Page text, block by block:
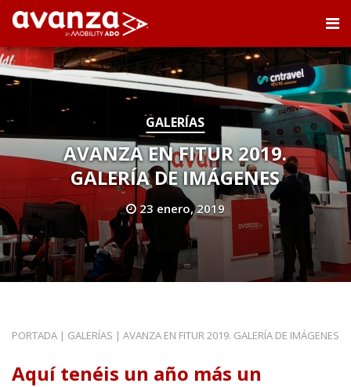
GALERÍAS
AVANZA EN FITUR 2019.
GALERÍA DE IMÁGENES
23 enero, 2019
PORTADA | GALERÍAS | AVANZA EN FITUR 2019. GALERÍA DE IMÁGENES
Aquí tenéis un año más un